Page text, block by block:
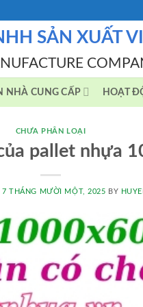
SẢN XUẤT
NHÀ CUNG CẤP HOẠT
CHƯA PHÂN LOẠI
pallet nhựa
7 THÁNG MƯỜI MỘT, 2025 BY